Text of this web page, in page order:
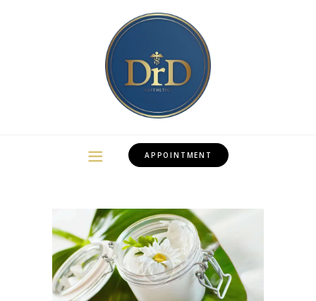
APPOINTMENT